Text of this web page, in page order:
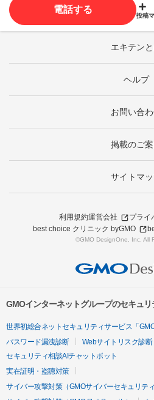
電話する
投稿
エキテン
ヘルプ
お問い合
掲載のご
サイトマ
利用規約運営会社
プライ
best choice クリニック byGMO
©GMO DesignOne, Inc. All
GMOインターネットグループのセキュ
世界初総合ネットセキュリティサービス「
パスワード漏洩診断
Webサイトリスク診断
セキュリティ相談AIチャットボット
実在証明・盗聴対策
サイバー攻撃対策（GMOサイバーセキュリテ